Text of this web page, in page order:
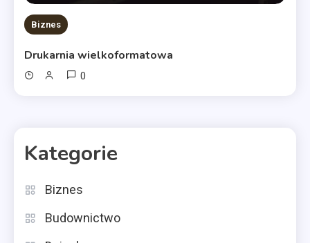
Biznes
Drukarnia wielkoformatowa
0
Kategorie
Biznes
Budownictwo